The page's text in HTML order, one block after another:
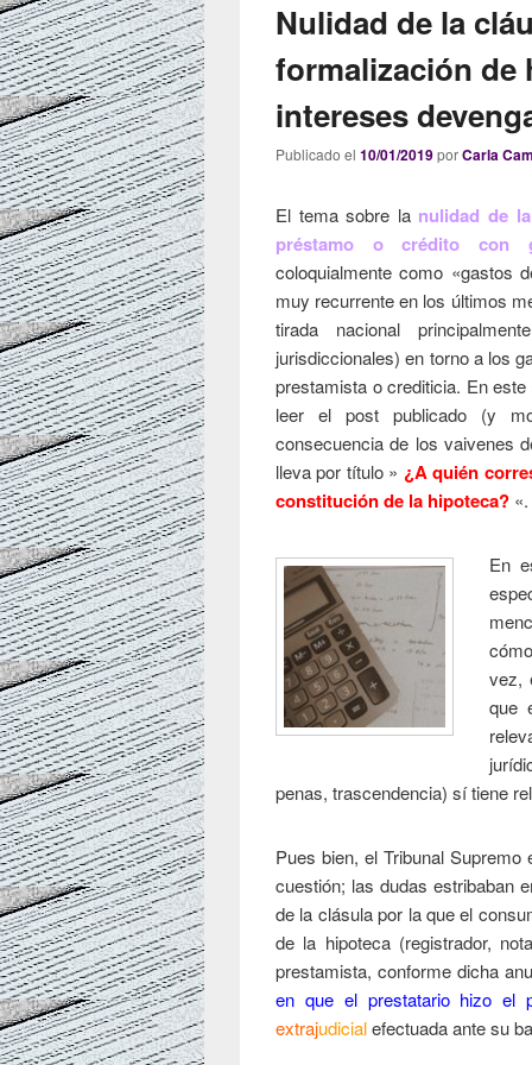
Nulidad de la
formalización de
intereses
Publicado el 10/01/2019porCarla
El tema sobre la nulidad de
préstamo o crédito con
coloquialmente como «gastos
muy recurrente en los últimos
tirada nacional
jurisdiccionales) en torno a los
prestamista o crediticia. En
leer el post publicado (y
consecuencia de los vaivenes
lleva por título » ¿A quién
constitución de la hipoteca? «.
En
vez,
que
penas, trascendencia) sí tiene
Pues bien, el Tribunal
cuestión; las dudas estribaban
de la clásula por la que el
de la hipoteca (registrador,
prestamista, conforme dicha
en que el prestatario hizo el
extrajudicialefectuada ante su